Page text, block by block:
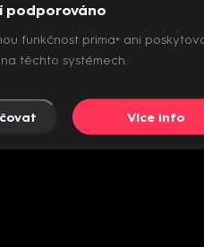
podporováno
funkčnost prima+ ani
těchto systémech.
Více info